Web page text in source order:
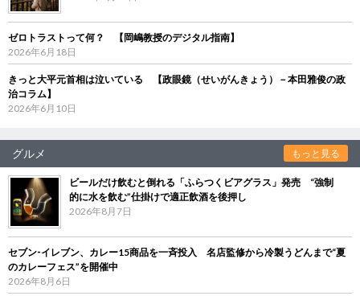
ゼロトラストって何？ 【岡嶋教授のデジタル指南】
2026年6月18日
きっと大平元首相は泣いている 【政眼鏡（せいがんきょう）－本田雅俊の政
治コラム】
2026年6月10日
グルメ もっと見る
ビールだけ飲むと倒れる「ふらつくビアグラス」発売 “強制
的に水を飲む”仕掛けで適正飲酒を後押し
2026年8月7日
セブン‐イレブン、カレー15商品を一斉投入 名店監修から冷製うどんまで“夏
のカレーフェス”を開催中
2026年8月6日